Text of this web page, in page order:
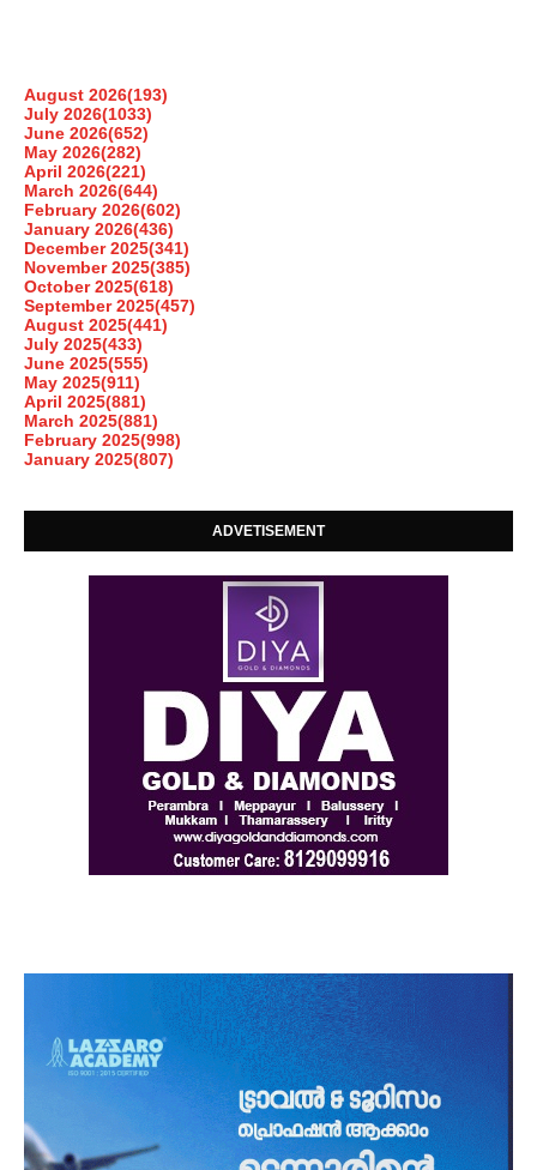
August 2026(193)
July 2026(1033)
June 2026(652)
May 2026(282)
April 2026(221)
March 2026(644)
February 2026(602)
January 2026(436)
December 2025(341)
November 2025(385)
October 2025(618)
September 2025(457)
August 2025(441)
July 2025(433)
June 2025(555)
May 2025(911)
April 2025(881)
March 2025(881)
February 2025(998)
January 2025(807)
ADVETISEMENT